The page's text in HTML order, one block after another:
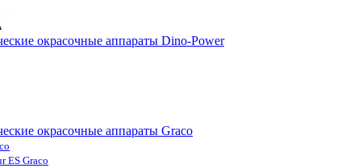
окрасочные аппараты Dino-Power
окрасочные аппараты Graco
ES Graco